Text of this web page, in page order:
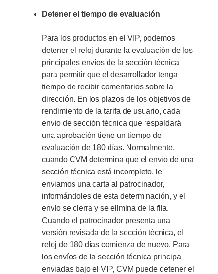
Detener el tiempo de evaluación
Para los productos en el VIP, podemos
detener el reloj durante la evaluación de los
principales envíos de la sección técnica
para permitir que el desarrollador tenga
tiempo de recibir comentarios sobre la
dirección. En los plazos de los objetivos de
rendimiento de la tarifa de usuario, cada
envío de sección técnica que respaldará
una aprobación tiene un tiempo de
evaluación de 180 días. Normalmente,
cuando CVM determina que el envío de una
sección técnica está incompleto, le
enviamos una carta al patrocinador,
informándoles de esta determinación, y el
envío se cierra y se elimina de la fila.
Cuando el patrocinador presenta una
versión revisada de la sección técnica, el
reloj de 180 días comienza de nuevo. Para
los envíos de la sección técnica principal
enviadas bajo el VIP, CVM puede detener el